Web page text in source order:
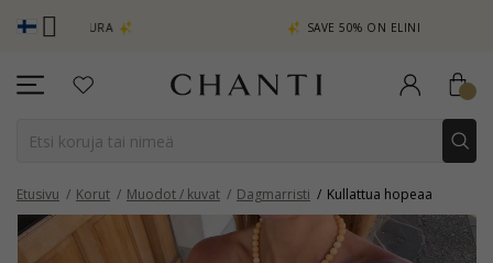
SAVE 50% ON ELINÉ
Etusivu Korut Muodot / kuvat Dagmarristi Kullattua hopeaa